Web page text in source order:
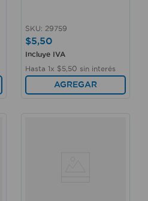
SKU: 29759
$5,50
Incluye IVA
Hasta 1x $5 50 sin interés
AGREGAR